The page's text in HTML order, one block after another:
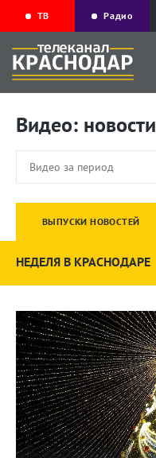
ТВ Радио
Видео: новости
ВЫПУСКИ НОВОСТЕЙ
НЕДЕЛЯ В КРАСНОДАРЕ